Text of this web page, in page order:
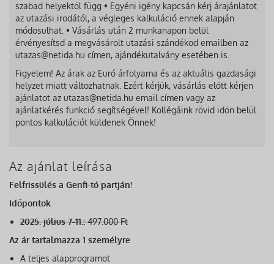
szabad helyektől függ • Egyéni igény kapcsán kérj árajánlatot
az utazási irodától, a végleges kalkuláció ennek alapján
módosulhat. • Vásárlás után 2 munkanapon belül
érvényesítsd a megvásárolt utazási szándékod emailben az
utazas@netida.hu címen, ajándékutalvány esetében is.
Figyelem! Az árak az Euró árfolyama és az aktuális gazdasági
helyzet miatt változhatnak. Ezért kérjük, vásárlás előtt kérjen
ajánlatot az utazas@netida.hu email címen vagy az
ajánlatkérés funkció segítségével! Kollégáink rövid időn belül
pontos kalkulációt küldenek Önnek!
Az ajánlat leírása
Felfrissülés a Genfi-tó partján!
Időpontok
2025. július 7-11.:497.000 Ft
Az ár tartalmazza 1 személyre
A teljes alapprogramot